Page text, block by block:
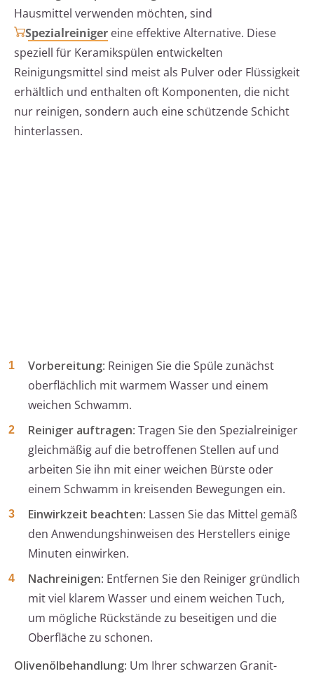
Hausmittel verwenden möchten, sind
Spezialreiniger eine effektive Alternative. Diese
speziell für Keramikspülen entwickelten
Reinigungsmittel sind meist als Pulver oder Flüssigkeit
erhältlich und enthalten oft Komponenten, die nicht
nur reinigen, sondern auch eine schützende Schicht
hinterlassen.
Vorbereitung: Reinigen Sie die Spüle zunächst
oberflächlich mit warmem Wasser und einem
weichen Schwamm.
Reiniger auftragen: Tragen Sie den Spezialreiniger
gleichmäßig auf die betroffenen Stellen auf und
arbeiten Sie ihn mit einer weichen Bürste oder
einem Schwamm in kreisenden Bewegungen ein.
Einwirkzeit beachten: Lassen Sie das Mittel gemäß
den Anwendungshinweisen des Herstellers einige
Minuten einwirken.
Nachreinigen: Entfernen Sie den Reiniger gründlich
mit viel klarem Wasser und einem weichen Tuch,
um mögliche Rückstände zu beseitigen und die
Oberfläche zu schonen.
Olivenölbehandlung: Um Ihrer schwarzen Granit-